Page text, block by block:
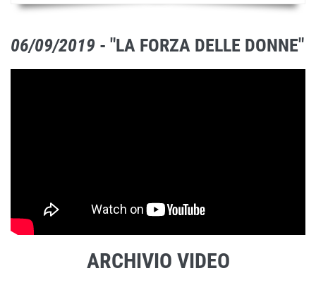
06/09/2019 - "LA FORZA DELLE DONNE"
ARCHIVIO VIDEO